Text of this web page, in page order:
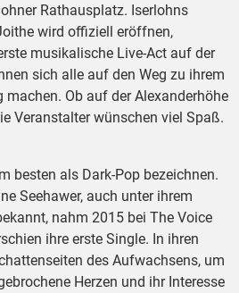
Rathausplatz. Iserlohns
wird offiziell eröffnen,
musikalische Live-Act auf der
sich alle auf den Weg zu ihrem
Ob auf der Alexanderhöhe
Veranstalter wünschen viel Spaß.
besten als Dark-Pop bezeichnen.
Seehawer, auch unter ihrem
nahm 2015 bei The Voice
ihre erste Single. In ihren
des Aufwachsens, um
Herzen und ihr Interesse